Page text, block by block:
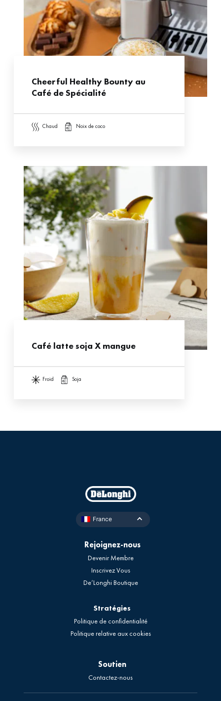
Cheerful Healthy Bounty au
Café de Spécialité
chaud noix de coco
Café latte soja X mangue
froid soja
France
Rejoignez-nous
Devenir Membre
Inscrivez Vous
De’Longhi Boutique
Stratégies
Politique de confidentialité
Politique relative aux cookies
Soutien
Contactez-nous